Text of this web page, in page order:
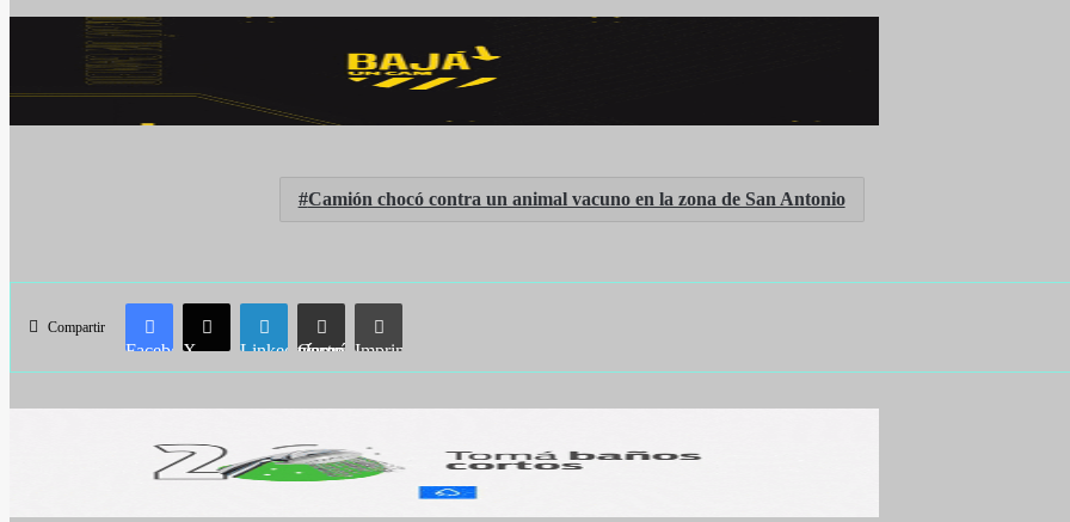
Camión chocó contra un animal vacuno en la zona de San Antonio
Compartir
Facebook
X LinkedInCompartir vía correo electrónicoImprimir